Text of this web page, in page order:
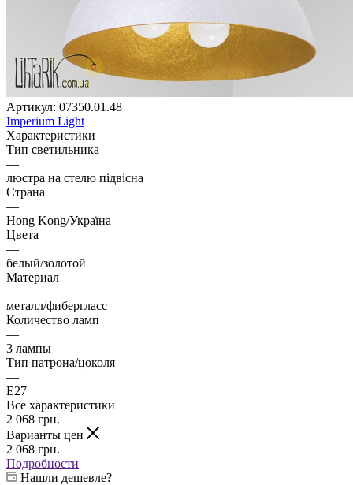
Артикул: 07350.01.48
Imperium Light
Характеристики
Тип светильника
—
люстра на стелю підвісна
Страна
—
Hong Kong/Україна
Цвета
—
белый/золотой
Материал
—
металл/фибергласс
Количество ламп
—
3 лампы
Тип патрона/цоколя
—
E27
Все характеристики
2 068 грн.
Варианты цен
2 068 грн.
Подробности
Нашли дешевле?